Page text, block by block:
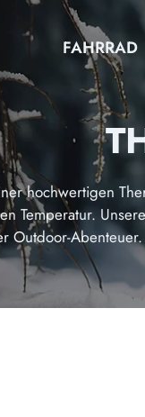
FAHRRAD
hochwertigen
Temperatur.
Outdoor-